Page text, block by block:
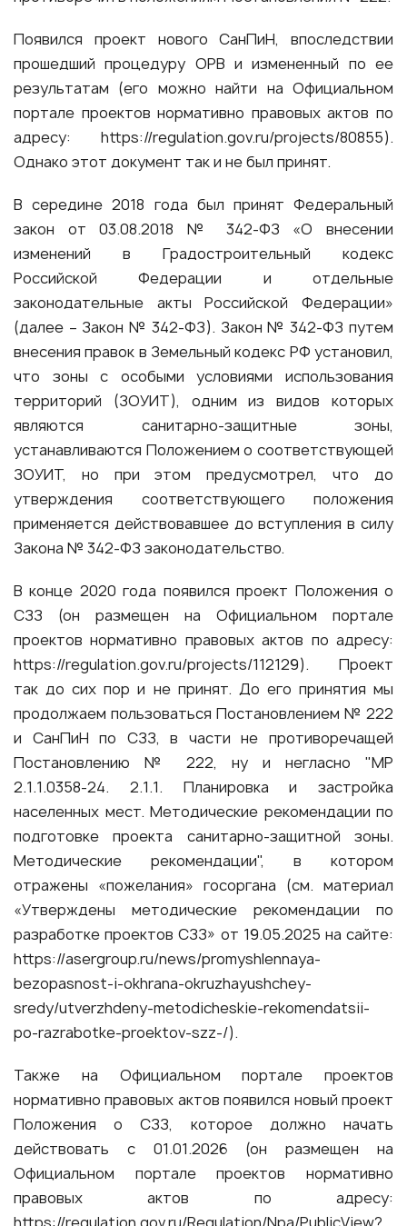
Появился проект нового СанПиН, впоследствии
прошедший процедуру ОРВ и измененный по ее
результатам (его можно найти на Официальном
портале проектов нормативно правовых актов по
адресу: https://regulation.gov.ru/projects/80855).
Однако этот документ так и не был принят.
В середине 2018 года был принят Федеральный
закон от 03.08.2018 № 342-ФЗ «О внесении
изменений в Градостроительный кодекс
Российской Федерации и отдельные
законодательные акты Российской Федерации»
(далее – Закон № 342-ФЗ). Закон № 342-ФЗ путем
внесения правок в Земельный кодекс РФ установил,
что зоны с особыми условиями использования
территорий (ЗОУИТ), одним из видов которых
являются санитарно-защитные зоны,
устанавливаются Положением о соответствующей
ЗОУИТ, но при этом предусмотрел, что до
утверждения соответствующего положения
применяется действовавшее до вступления в силу
Закона № 342-ФЗ законодательство.
В конце 2020 года появился проект Положения о
СЗЗ (он размещен на Официальном портале
проектов нормативно правовых актов по адресу:
https://regulation.gov.ru/projects/112129). Проект
так до сих пор и не принят. До его принятия мы
продолжаем пользоваться Постановлением № 222
и СанПиН по СЗЗ, в части не противоречащей
Постановлению № 222, ну и негласно "МР
2.1.1.0358-24. 2.1.1. Планировка и застройка
населенных мест. Методические рекомендации по
подготовке проекта санитарно-защитной зоны.
Методические рекомендации", в котором
отражены «пожелания» госоргана (см. материал
«Утверждены методические рекомендации по
разработке проектов СЗЗ» от 19.05.2025 на сайте:
https://asergroup.ru/news/promyshlennaya-
bezopasnost-i-okhrana-okruzhayushchey-
sredy/utverzhdeny-metodicheskie-rekomendatsii-
po-razrabotke-proektov-szz-/).
Также на Официальном портале проектов
нормативно правовых актов появился новый проект
Положения о СЗЗ, которое должно начать
действовать с 01.01.2026 (он размещен на
Официальном портале проектов нормативно
правовых актов по адресу: